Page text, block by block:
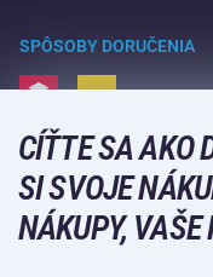
Voľný čas a zábava
Kempovanie a
Bojové športy
Bicykle a kolobežky
Lopové športy
Doprava a platba
SPÔSOBY DORUČENIA
SPÔSOBY PLATBY
CÍŤTE SA AKO
SI SVOJE
NÁKUPY, VAŠE